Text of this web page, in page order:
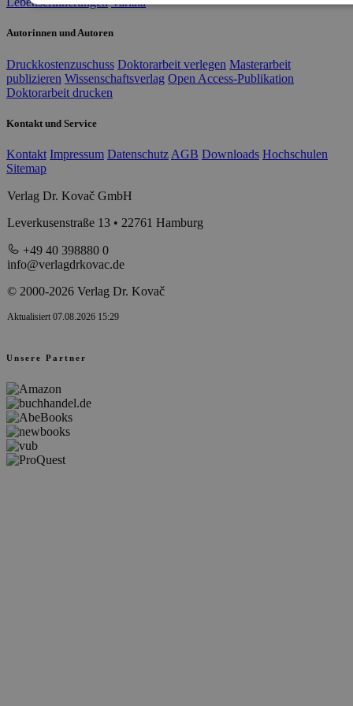
Autorinnen und Autoren
Druckkostenzuschuss Doktorarbeit verlegen Masterarbeit
publizieren Wissenschaftsverlag Open Access-Publikation
Doktorarbeit drucken
Kontakt und Service
Kontakt Impressum Datenschutz AGB Downloads Hochschulen
Sitemap
Verlag Dr. Kovač GmbH
Leverkusenstraße 13 • 22761 Hamburg
+49 40 398880 0
info@verlagdrkovac.de
© 2000-2026 Verlag Dr. Kovač
Aktualisiert 07.08.2026 15:29
Unsere Partner